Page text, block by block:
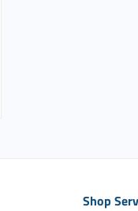
Shop